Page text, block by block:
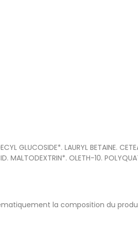
GLUCOSIDE*. LAURYL BETAINE.
MALTODEXTRIN*. OLETH-10.
la composition du